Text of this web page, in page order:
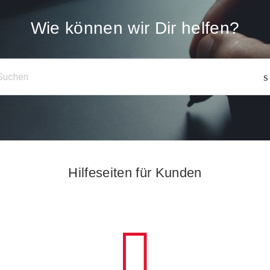
Wie können wir Dir helfen?
Hilfeseiten für Kunden
